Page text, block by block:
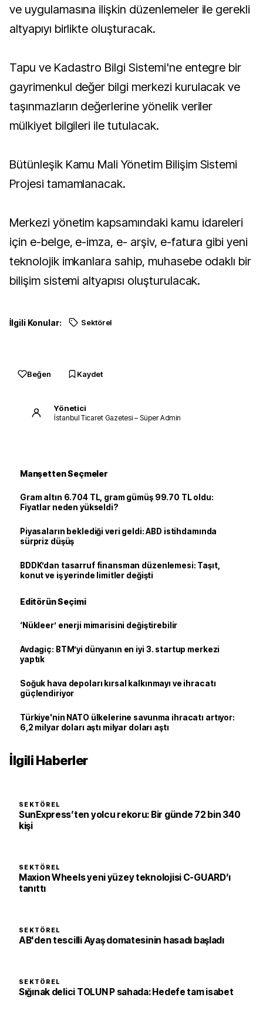
ve uygulamasına ilişkin düzenlemeler ile gerekli
altyapıyı birlikte oluşturacak.
Tapu ve Kadastro Bilgi Sistemi'ne entegre bir
gayrimenkul değer bilgi merkezi kurulacak ve
taşınmazların değerlerine yönelik veriler
mülkiyet bilgileri ile tutulacak.
Bütünleşik Kamu Mali Yönetim Bilişim Sistemi
Projesi tamamlanacak.
Merkezi yönetim kapsamındaki kamu idareleri
için e-belge, e-imza, e- arşiv, e-fatura gibi yeni
teknolojik imkanlara sahip, muhasebe odaklı bir
bilişim sistemi altyapısı oluşturulacak.
İlgili Konular: Sektörel
Beğen Kaydet
Yönetici
İstanbul Ticaret Gazetesi – Süper Admin
Manşetten Seçmeler
Gram altın 6.704 TL, gram gümüş 99.70 TL oldu:
Fiyatlar neden yükseldi?
Piyasaların beklediği veri geldi: ABD istihdamında
sürpriz düşüş
BDDK’dan tasarruf finansman düzenlemesi: Taşıt,
konut ve iş yerinde limitler değişti
Editörün Seçimi
‘Nükleer’ enerji mimarisini değiştirebilir
Avdagiç: BTM’yi dünyanın en iyi 3. startup merkezi
yaptık
Soğuk hava depoları kırsal kalkınmayı ve ihracatı
güçlendiriyor
Türkiye'nin NATO ülkelerine savunma ihracatı artıyor:
6,2 milyar doları aştı milyar doları aştı
İlgili Haberler
SEKTÖREL
SunExpress’ten yolcu rekoru: Bir günde 72 bin 340
kişi
SEKTÖREL
Maxion Wheels yeni yüzey teknolojisi C-GUARD’ı
tanıttı
SEKTÖREL
AB'den tescilli Ayaş domatesinin hasadı başladı
SEKTÖREL
Sığınak delici TOLUN P sahada: Hedefe tam isabet